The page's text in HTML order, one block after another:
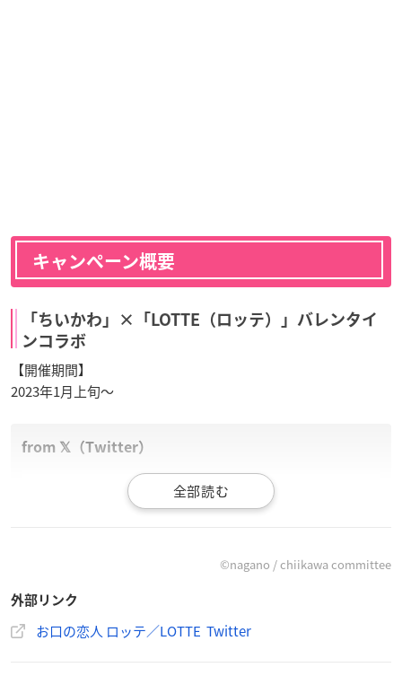
キャンペーン概要
「ちいかわ」×「LOTTE（ロッテ）」バレンタイ
ンコラボ
【開催期間】
2023年1月上旬～
#ちいかわ
ちいかわ
ちいかわとお菓子🍫のかわいすぎるコラボ💑を
©nagano / chiikawa committee
外部リンク
お口の恋人 ロッテ／LOTTE Twitter